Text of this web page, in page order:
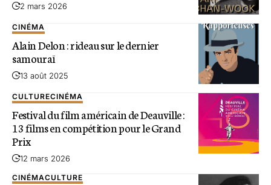
2 mars 2026
CINÉMA
Alain Delon : rideau sur le dernier
samouraï
13 août 2025
CULTURECINÉMA
Festival du film américain de Deauville :
13 films en compétition pour le Grand
Prix
12 mars 2026
CINÉMACULTURE